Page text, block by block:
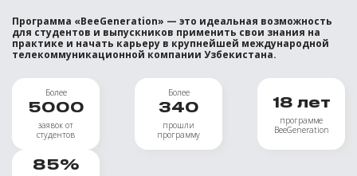
Программа «BeeGeneration» — это идеальная возможность
для студентов и выпускников применить свои знания на
практике и начать карьеру в крупнейшей международной
телекоммуникационной компании Узбекистана.
Более
5000
заявок от
студентов
Более
340
прошли
программу
18 лет
программе
BeeGeneration
85%